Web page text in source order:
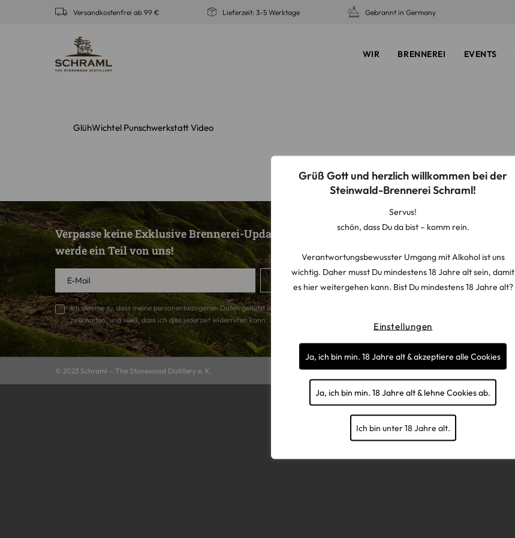
Grüß Gott und herzlich willkommen bei der
Steinwald-Brennerei Schraml!
Servus!
schön, dass Du da bist – komm rein.
Verantwortungsbewusster Umgang mit Alkohol ist uns
wichtig. Daher musst Du mindestens 18 Jahre alt sein, damit
es hier weitergehen kann. Bist Du mindestens 18 Jahre alt?
Ich bin unter 18 Jahre alt.
Einstellungen
Ja, ich bin min. 18 Jahre alt & lehne Cookies ab.
Ja, ich bin min. 18 Jahre alt & akzeptiere alle Cookies
Versandkostenfrei ab 99 € Lieferzeit: 3-5 Werktage Gebrannt in Germany
WIR BRENNEREI EVENTS
GlühWichtel Punschwerkstatt Video
Verpasse keine Exklusive Brennerei-Updates mehr und
werde ein Teil von uns!
Ich stimme zu, dass meine personenbezogenen Daten genutzt werden, um werbliche E-Mails
zu erhalten, und weiß, dass ich dies jederzeit widerrufen kann.
Anmelden
SERVICE
Storefinder
Jobs
Händler werden
© 2023 Schraml – The Stonewood Distillery e. K. powered by tzn Digital